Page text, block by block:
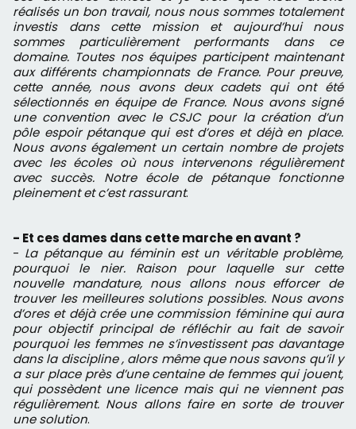
réalisés un bon travail, nous nous sommes totalement
investis dans cette mission et aujourd’hui nous
sommes particulièrement performants dans ce
domaine. Toutes nos équipes participent maintenant
aux différents championnats de France. Pour preuve,
cette année, nous avons deux cadets qui ont été
sélectionnés en équipe de France. Nous avons signé
une convention avec le CSJC pour la création d’un
pôle espoir pétanque qui est d’ores et déjà en place.
Nous avons également un certain nombre de projets
avec les écoles où nous intervenons régulièrement
avec succès. Notre école de pétanque fonctionne
pleinement et c’est rassurant.
- Et ces dames dans cette marche en avant ?
- La pétanque au féminin est un véritable problème,
pourquoi le nier. Raison pour laquelle sur cette
nouvelle mandature, nous allons nous efforcer de
trouver les meilleures solutions possibles. Nous avons
d’ores et déjà crée une commission féminine qui aura
pour objectif principal de réfléchir au fait de savoir
pourquoi les femmes ne s’investissent pas davantage
dans la discipline , alors même que nous savons qu’il y
a sur place près d’une centaine de femmes qui jouent,
qui possèdent une licence mais qui ne viennent pas
régulièrement. Nous allons faire en sorte de trouver
une solution.